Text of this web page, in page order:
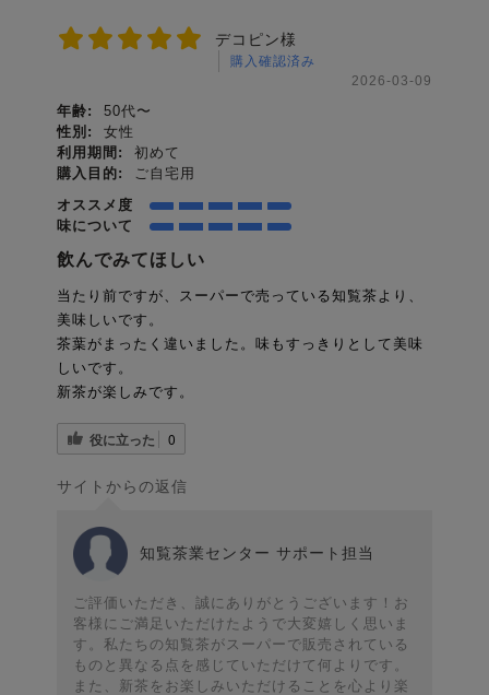
デコピン様
購入確認済み
2026-03-09
年齢:
50代〜
性別:
女性
利用期間:
初めて
購入目的:
ご自宅用
オススメ度
味について
飲んでみてほしい
当たり前ですが、スーパーで売っている知覧茶より、
美味しいです。
茶葉がまったく違いました。味もすっきりとして美味
しいです。
新茶が楽しみです。
役に立った 0
サイトからの返信
知覧茶業センター サポート担当
ご評価いただき、誠にありがとうございます！お
客様にご満足いただけたようで大変嬉しく思いま
す。私たちの知覧茶がスーパーで販売されている
ものと異なる点を感じていただけて何よりです。
また、新茶をお楽しみいただけることを心より楽